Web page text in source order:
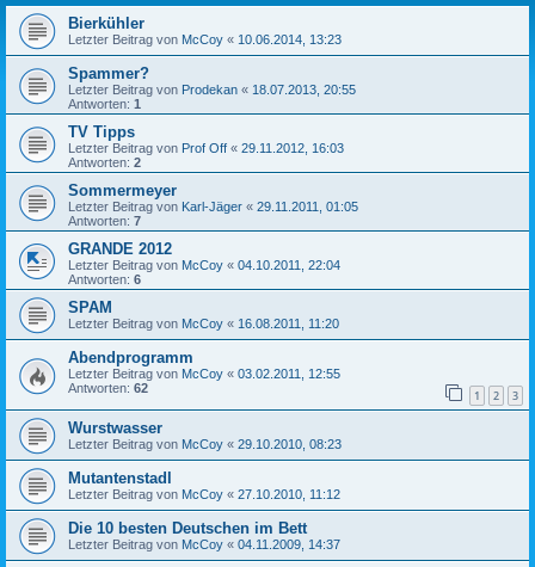
Bierkühler
Letzter Beitrag von McCoy « 10.06.2014, 13:23
Spammer?
Letzter Beitrag von Prodekan « 18.07.2013, 20:55
Antworten: 1
TV Tipps
Letzter Beitrag von Prof Off « 29.11.2012, 16:03
Antworten: 2
Sommermeyer
Letzter Beitrag von Karl-Jäger « 29.11.2011, 01:05
Antworten: 7
GRANDE 2012
Letzter Beitrag von McCoy « 04.10.2011, 22:04
Antworten: 6
SPAM
Letzter Beitrag von McCoy « 16.08.2011, 11:20
Abendprogramm
Letzter Beitrag von McCoy « 03.02.2011, 12:55
Antworten: 62 1 2 3
Wurstwasser
Letzter Beitrag von McCoy « 29.10.2010, 08:23
Mutantenstadl
Letzter Beitrag von McCoy « 27.10.2010, 11:12
Die 10 besten Deutschen im Bett
Letzter Beitrag von McCoy « 04.11.2009, 14:37